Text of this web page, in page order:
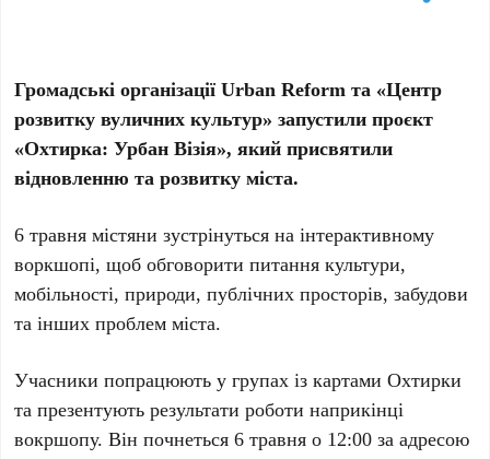
Громадські організації Urban Reform та «Центр
розвитку вуличних культур» запустили проєкт
«Охтирка: Урбан Візія», який присвятили
відновленню та розвитку міста.
6 травня містяни зустрінуться на інтерактивному
воркшопі, щоб обговорити питання культури,
мобільності, природи, публічних просторів, забудови
та інших проблем міста.
Учасники попрацюють у групах із картами Охтирки
та презентують результати роботи наприкінці
вокршопу. Він почнеться 6 травня о 12:00 за адресою